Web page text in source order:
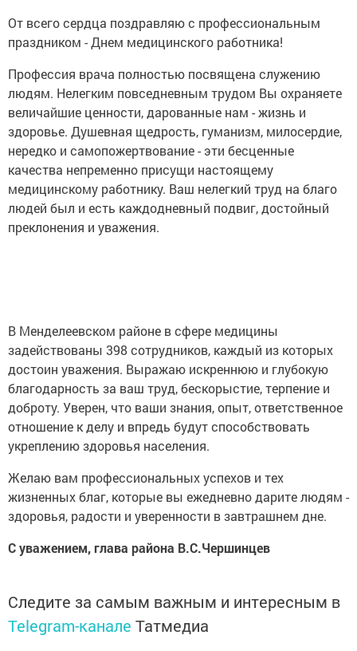
От всего сердца поздравляю с профессиональным
праздником - Днем медицинского работника!
Профессия врача полностью посвящена служению
людям. Нелегким повседневным трудом Вы охраняете
величайшие ценности, дарованные нам - жизнь и
здоровье. Душевная щедрость, гуманизм, милосердие,
нередко и самопожертвование - эти бесценные
качества непременно присущи настоящему
медицинскому работнику. Ваш нелегкий труд на благо
людей был и есть каждодневный подвиг, достойный
преклонения и уважения.
В Менделеевском районе в сфере медицины
задействованы 398 сотрудников, каждый из которых
достоин уважения. Выражаю искреннюю и глубокую
благодарность за ваш труд, бескорыстие, терпение и
доброту. Уверен, что ваши знания, опыт, ответственное
отношение к делу и впредь будут способствовать
укреплению здоровья населения.
Желаю вам профессиональных успехов и тех
жизненных благ, которые вы ежедневно дарите людям -
здоровья, радости и уверенности в завтрашнем дне.
С уважением, глава района В.С.Чершинцев
Следите за самым важным и интересным в
Telegram-канале Татмедиа